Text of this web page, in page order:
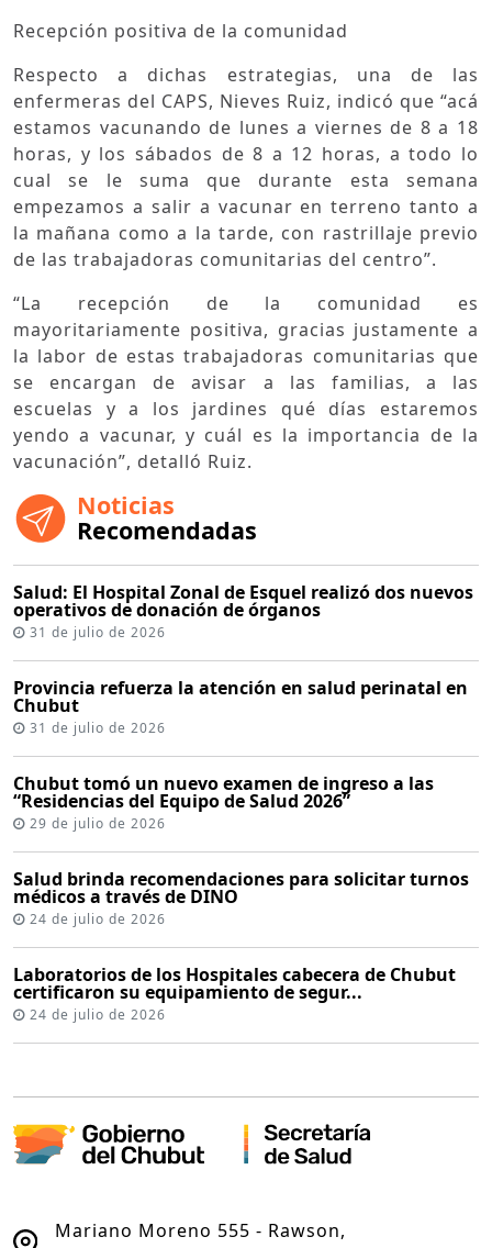
Recepción positiva de la comunidad
Respecto a dichas estrategias, una de las
enfermeras del CAPS, Nieves Ruiz, indicó que “acá
estamos vacunando de lunes a viernes de 8 a 18
horas, y los sábados de 8 a 12 horas, a todo lo
cual se le suma que durante esta semana
empezamos a salir a vacunar en terreno tanto a
la mañana como a la tarde, con rastrillaje previo
de las trabajadoras comunitarias del centro”.
“La recepción de la comunidad es
mayoritariamente positiva, gracias justamente a
la labor de estas trabajadoras comunitarias que
se encargan de avisar a las familias, a las
escuelas y a los jardines qué días estaremos
yendo a vacunar, y cuál es la importancia de la
vacunación”, detalló Ruiz.
Noticias
Recomendadas
Salud: El Hospital Zonal de Esquel realizó dos nuevos
operativos de donación de órganos
31 de julio de 2026
Provincia refuerza la atención en salud perinatal en
Chubut
31 de julio de 2026
Chubut tomó un nuevo examen de ingreso a las
“Residencias del Equipo de Salud 2026”
29 de julio de 2026
Salud brinda recomendaciones para solicitar turnos
médicos a través de DINO
24 de julio de 2026
Laboratorios de los Hospitales cabecera de Chubut
certificaron su equipamiento de segur...
24 de julio de 2026
Mariano Moreno 555 - Rawson,